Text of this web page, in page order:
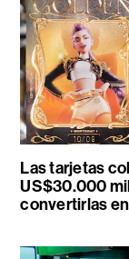
Las tarjetas
US$30.000
convertirlas